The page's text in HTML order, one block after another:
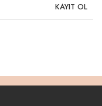
KAYIT OL